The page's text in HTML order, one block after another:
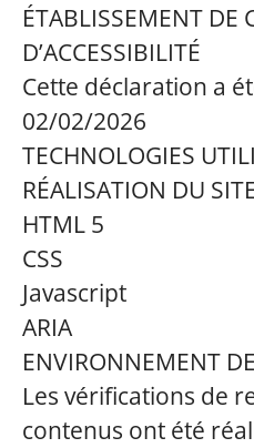
ÉTABLISSEMENT DE
D’ACCESSIBILITÉ
Cette déclaration a
02/02/2026
TECHNOLOGIES
RÉALISATION DU
HTML 5
CSS
Javascript
ARIA
ENVIRONNEMENT
Les vérifications de
contenus ont été